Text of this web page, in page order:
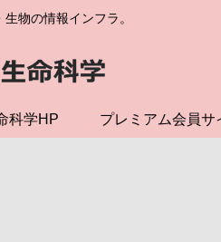
物の情報インフラ。
科学HP プレミアム会員サ